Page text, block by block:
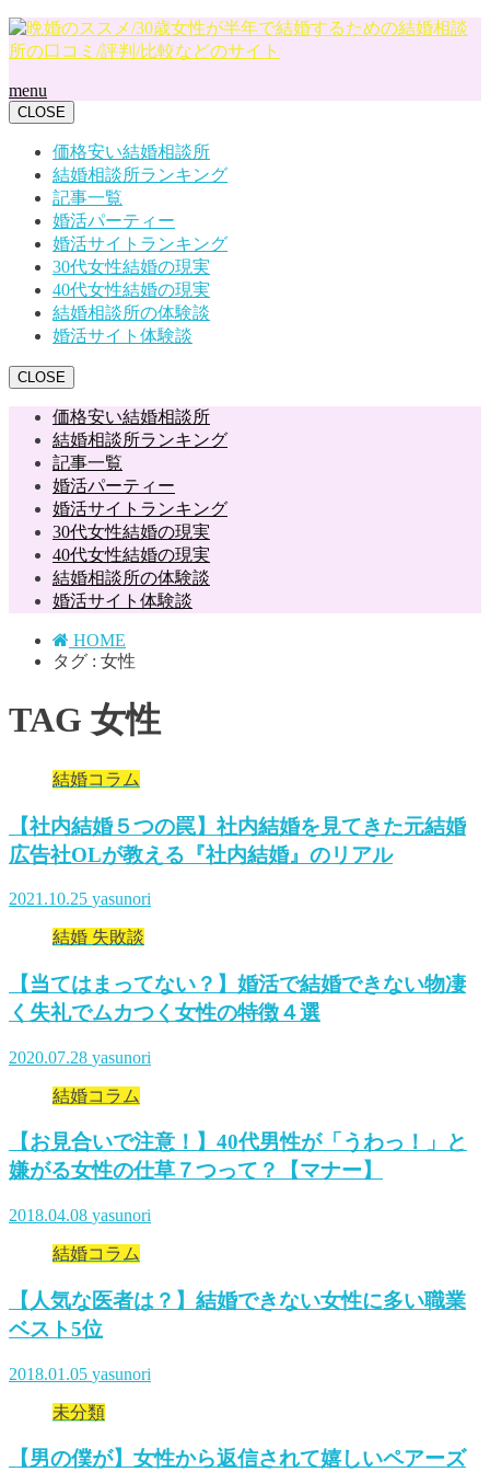
menu
CLOSE
価格安い結婚相談所
結婚相談所ランキング
記事一覧
婚活パーティー
婚活サイトランキング
30代女性結婚の現実
40代女性結婚の現実
結婚相談所の体験談
婚活サイト体験談
CLOSE
価格安い結婚相談所
結婚相談所ランキング
記事一覧
婚活パーティー
婚活サイトランキング
30代女性結婚の現実
40代女性結婚の現実
結婚相談所の体験談
婚活サイト体験談
HOME
タグ : 女性
TAG 女性
結婚コラム
【社内結婚５つの罠】社内結婚を見てきた元結婚
広告社OLが教える『社内結婚』のリアル
2021.10.25 yasunori
結婚 失敗談
【当てはまってない？】婚活で結婚できない物凄
く失礼でムカつく女性の特徴４選
2020.07.28 yasunori
結婚コラム
【お見合いで注意！】40代男性が「うわっ！」と
嫌がる女性の仕草７つって？【マナー】
2018.04.08 yasunori
結婚コラム
【人気な医者は？】結婚できない女性に多い職業
ベスト5位
2018.01.05 yasunori
未分類
【男の僕が】女性から返信されて嬉しいペアーズ